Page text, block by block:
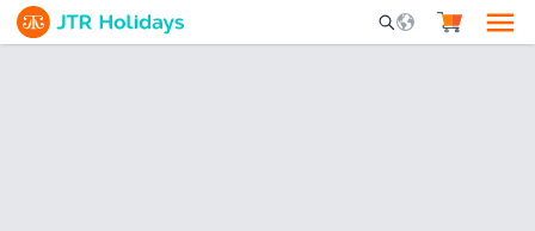
Mobile Search